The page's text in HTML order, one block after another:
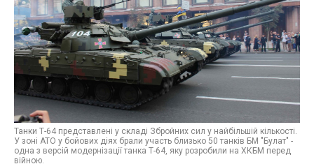
Танки Т-64 представлені у складі Збройних сил у найбільшій кількості.
У зоні АТО у бойових діях брали участь близько 50 танків БМ "Булат" -
одна з версій модернізації танка Т-64, яку розробили на ХКБМ перед
війною.